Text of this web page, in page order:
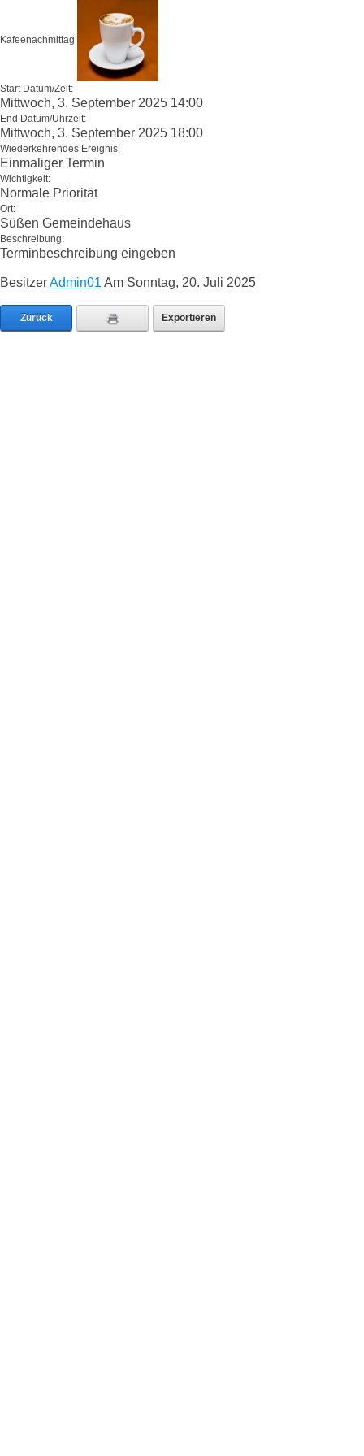
Kafeenachmittag
Start Datum/Zeit:
Mittwoch, 3. September 2025 14:00
End Datum/Uhrzeit:
Mittwoch, 3. September 2025 18:00
Wiederkehrendes Ereignis:
Einmaliger Termin
Wichtigkeit:
Normale Priorität
Ort:
Süßen Gemeindehaus
Beschreibung:
Terminbeschreibung eingeben
BesitzerAdmin01 Am Sonntag, 20. Juli 2025
Zurück Exportieren